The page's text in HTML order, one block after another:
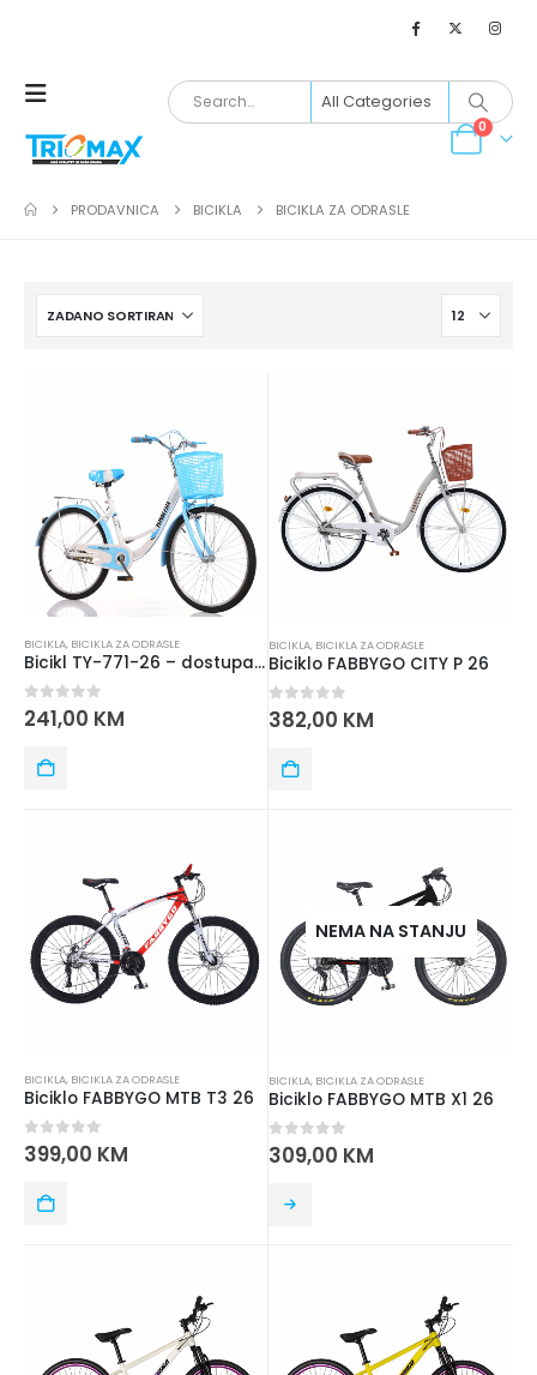
0
PRODAVNICA BICIKLA BICIKLA ZA ODRASLE
BICIKLA, BICIKLA ZA ODRASLE
Bicikl TY-771-26 – dostupan u više boja
0 out of 5
241,00 KM
BICIKLA, BICIKLA ZA ODRASLE
Biciklo FABBYGO CITY P 26
0 out of 5
382,00 KM
BICIKLA, BICIKLA ZA ODRASLE
Biciklo FABBYGO MTB T3 26
0out of 5
399,00 KM
NEMA NA STANJU
BICIKLA, BICIKLA ZA ODRASLE
Biciklo FABBYGO MTB X1 26
0out of 5
309,00 KM